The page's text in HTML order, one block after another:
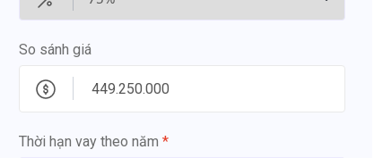
So sánh giá
Thời hạn vay theo năm *